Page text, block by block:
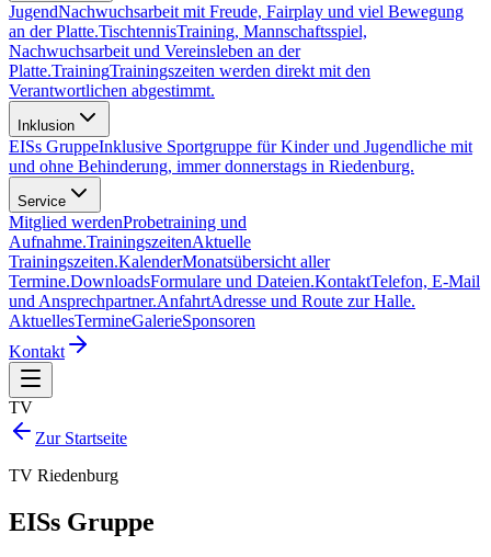
JugendNachwuchsarbeit mit Freude, Fairplay und viel Bewegung
an der Platte.TischtennisTraining, Mannschaftsspiel,
Nachwuchsarbeit und Vereinsleben an der
Platte.TrainingTrainingszeiten werden direkt mit den
Verantwortlichen abgestimmt.
Inklusion
EISs GruppeInklusive Sportgruppe für Kinder und Jugendliche mit
und ohne Behinderung, immer donnerstags in Riedenburg.
Service
Mitglied werdenProbetraining und
Aufnahme.TrainingszeitenAktuelle
Trainingszeiten.KalenderMonatsübersicht aller
Termine.DownloadsFormulare und Dateien.KontaktTelefon, E-Mail
und Ansprechpartner.AnfahrtAdresse und Route zur Halle.
AktuellesTermineGalerieSponsoren
Kontakt
TV
Zur Startseite
TV Riedenburg
EISs Gruppe